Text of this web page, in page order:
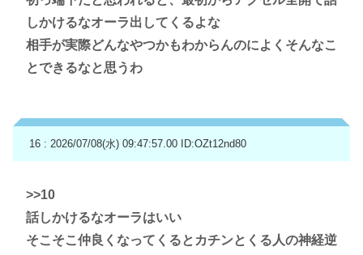
しかけるなオーラ出してくるよな
相手が実際どんなやつかもわからんのによくそんなこ
とできるなと思うわ
16 : 2026/07/08(水) 09:47:57.00 ID:OZt12nd80
>>10
話しかけるなオーラはいい
そこそこ仲良くなってくるとカチンとくる人の神経逆